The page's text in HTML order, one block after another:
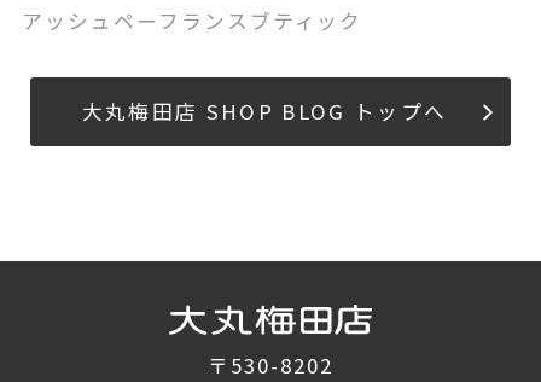
アッシュペーフランスブティック
大丸梅田店 SHOP BLOG トップへ
〒530-8202